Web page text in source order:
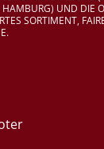
UND DIE
SORTIMENT,